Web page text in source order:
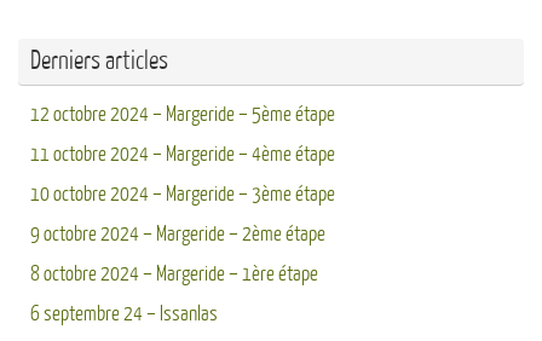
Derniers articles
12 octobre 2024 – Margeride – 5ème étape
11 octobre 2024 – Margeride – 4ème étape
10 octobre 2024 – Margeride – 3ème étape
9 octobre 2024 – Margeride – 2ème étape
8 octobre 2024 – Margeride – 1ère étape
6 septembre 24 – Issanlas